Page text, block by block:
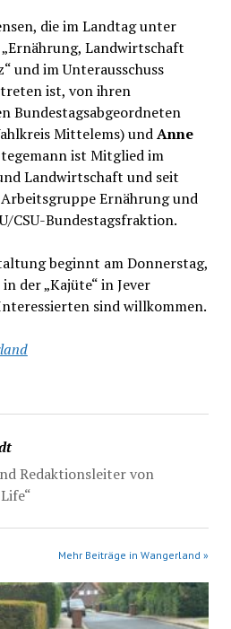
die im Landtag unter
„Ernährung, Landwirtschaft
und im Unterausschuss
ist, von ihren
Bundestagsabgeordneten
Mittelems) undAnne
ist Mitglied im
Landwirtschaft und seit
Ernährung und
CSU-Bundestagsfraktion.
beginnt am Donnerstag,
in der „Kajüte“ in Jever
sind willkommen.
Redaktionsleiter von
Mehr Beiträge in Wangerland »